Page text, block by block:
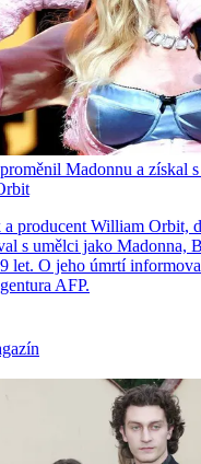
Madonnu a získal
producent William Orbit,
s umělci jako Madonna,
let. O jeho úmrtí
AFP.